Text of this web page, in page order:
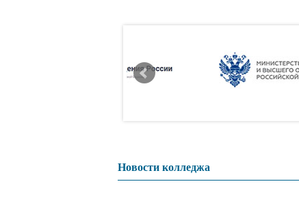
Финансово-хозяйственная
обучающихся
Новости колледжа